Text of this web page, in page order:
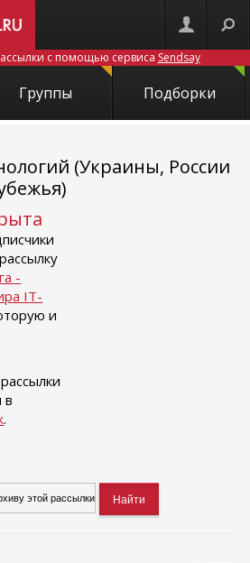
с помощью сервиса Sendsay
Группы Подборки
(Украины, России
-
IT-
и
в
.